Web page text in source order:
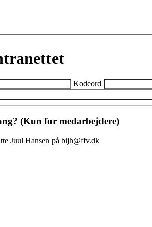
Kodeord
(Kun for medarbejdere)
Juul Hansen på bijh@ffv.dk